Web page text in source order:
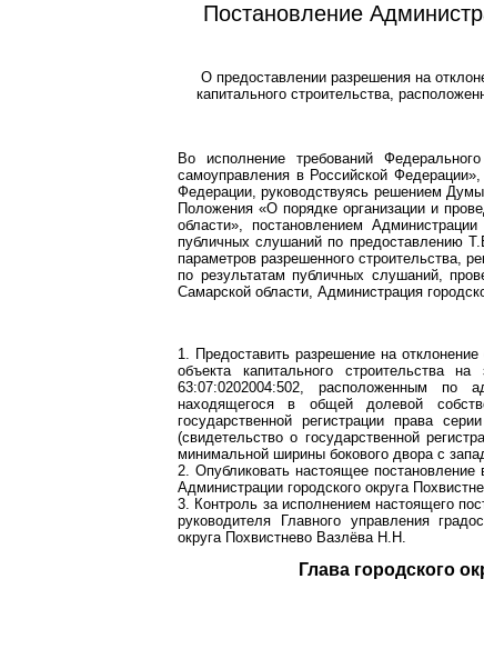
Постановление
О предоставлении разрешения на
капитального строительства,
Во исполнение требований
самоуправления в Российской
Федерации, руководствуясь решением
Положения «О порядке организации и
области», постановлением
публичных слушаний по предоставлению
параметров разрешенного строительства,
по результатам публичных слушаний,
Самарской области, Администрация
1. Предоставить разрешение на
объекта капитального строительства
63:07:0202004:502, расположенным по
находящегося в общей долевой
государственной регистрации права
(свидетельство о государственной
минимальной ширины бокового двора с
2. Опубликовать настоящее постановление
Администрации городского округа
3. Контроль за исполнением настоящего
руководителя Главного управления
округа Похвистнево Вазлёва Н.Н.
Глава